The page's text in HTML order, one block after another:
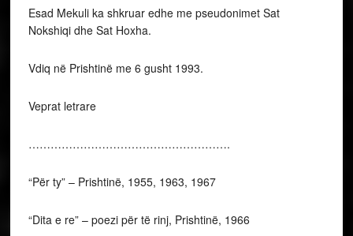
Esad Mekuli ka shkruar edhe me pseudonimet Sat
Nokshiqi dhe Sat Hoxha.
Vdiq në Prishtinë me 6 gusht 1993.
Veprat letrare
……………………………………………….
“Për ty” – Prishtinë, 1955, 1963, 1967
“Dita e re” – poezi për të rinj, Prishtinë, 1966